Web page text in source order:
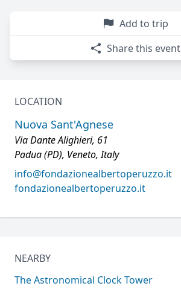
Add to trip
Share this event
LOCATION
Nuova Sant'Agnese
Via Dante Alighieri, 61
Padua (PD), Veneto, Italy
info@fondazionealbertoperuzzo.it
fondazionealbertoperuzzo.it
NEARBY
The Astronomical Clock Tower